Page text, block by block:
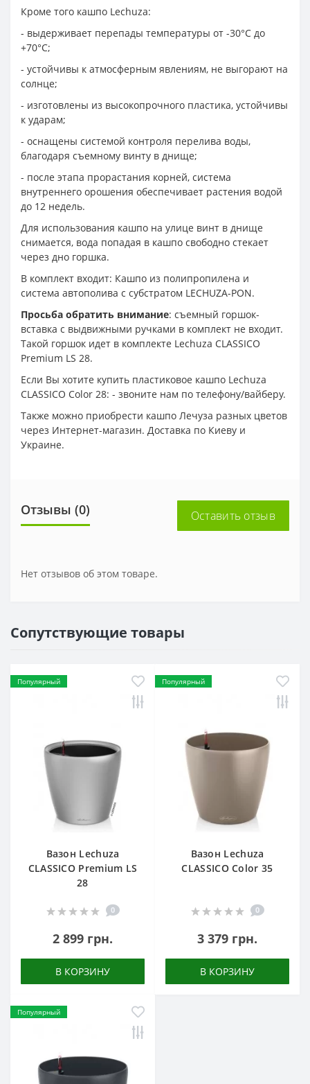
Кроме того кашпо Lechuza:
- выдерживает перепады температуры от -30°С до
+70°С;
- устойчивы к атмосферным явлениям, не выгорают на
солнце;
- изготовлены из высокопрочного пластика, устойчивы
к ударам;
- оснащены системой контроля перелива воды,
благодаря съемному винту в днище;
- после этапа прорастания корней, система
внутреннего орошения обеспечивает растения водой
до 12 недель.
Для использования кашпо на улице винт в днище
снимается, вода попадая в кашпо свободно стекает
через дно горшка.
В комплект входит: Кашпо из полипропилена и
система автополива с субстратом LECHUZA-PON.
Просьба обратить внимание: съемный горшок-
вставка с выдвижными ручками в комплект не входит.
Такой горшок идет в комплекте Lechuza CLASSICO
Premium LS 28.
Если Вы хотите купить пластиковое кашпо Lechuza
CLASSICO Color 28: - звоните нам по телефону/вайберу.
Также можно приобрести кашпо Лечуза разных цветов
через Интернет-магазин. Доставка по Киеву и
Украине.
Отзывы (0) Оставить отзыв
Нет отзывов об этом товаре.
Сопутствующие товары
Популярный
Вазон Lechuza
CLASSICO Premium LS
28
0
2 899 грн.
В КОРЗИНУ
Популярный
Вазон Lechuza
CLASSICO Color 35
0
3 379 грн.
В КОРЗИНУ
Популярный